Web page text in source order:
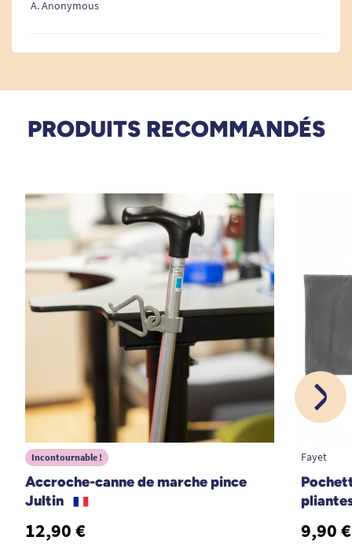
A. Anonymous
PRODUITS RECOMMANDÉS
Incontournable !
Accroche-canne de marche pince
Jultin
12,90 €
Fayet
9,90 €